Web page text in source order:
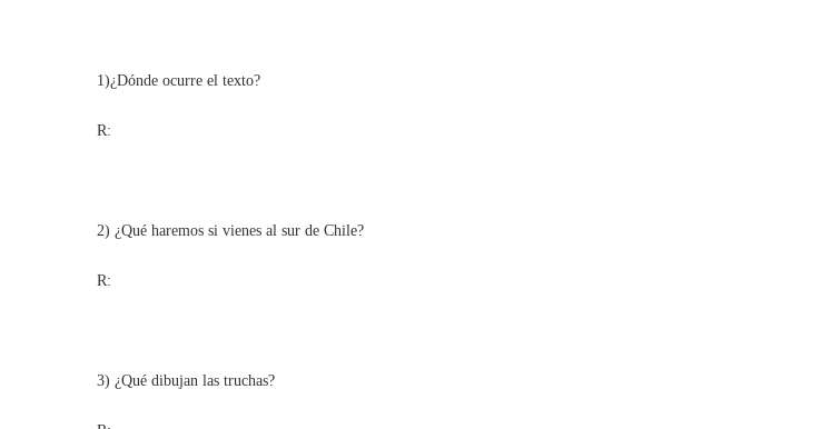
1)¿Dónde ocurre el texto?
R:
2) ¿Qué haremos si vienes al sur de Chile?
R:
3) ¿Qué dibujan las truchas?